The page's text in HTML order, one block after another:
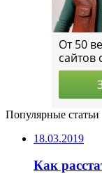
Популярные статьи
18.03.2019
Как